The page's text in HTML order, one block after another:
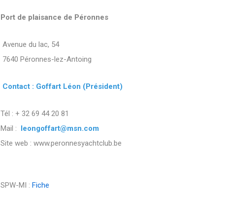
Port de plaisance de Péronnes
Avenue du lac, 54
7640 Péronnes-lez-Antoing
Contact : Goffart Léon (Président)
Tél : + 32 69 44 20 81
Mail : leongoffart@msn.com
Site web : www.peronnesyachtclub.be
SPW-MI : Fiche